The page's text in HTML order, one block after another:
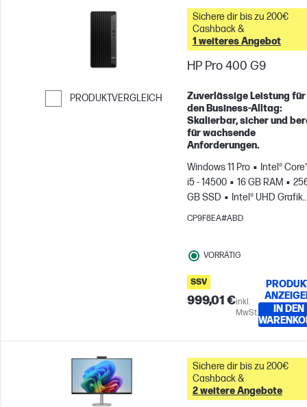
PRODUKTVERGLEICH
Weiter zum Vergleichen
Sichere dir bis zu 200€
Cashback &
1 weiteres Angebot
HP Pro 400 G9
Zuverlässige Leistung für
den Business-Alltag:
Skalierbar, sicher und
für wachsende
Anforderungen.
Windows 11 Pro
Intel®
i5 - 14500
16 GB RAM
GB SSD
Intel® UHD Grafik
770
CP9F8EA#ABD
VORRÄTIG
SSV
999,01 €inkl.
MwSt.
IN DEN
Sichere dir bis zu 200€
Cashback &
2 weitere Angebote